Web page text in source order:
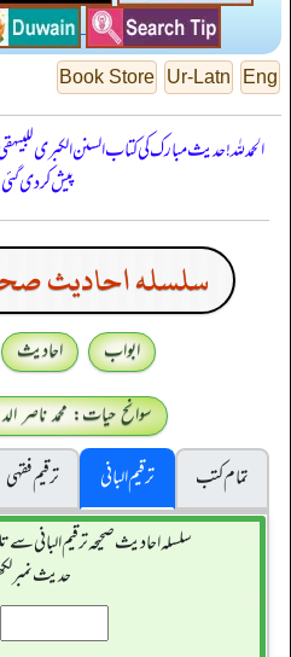
Eng
Ur-Latn
Book Store
الحمدللہ! حدیث مبارک کی کتاب السنن الكبرى
پیش کر دی
سلسله احاديث
ابواب احادیث
سوانح حیات: محمد ناصر
تمام کتب
ترقیم البانی ترقيم فقہی
سلسله احاديث صحيحه ترقیم البانی سے
حدیث نمبر